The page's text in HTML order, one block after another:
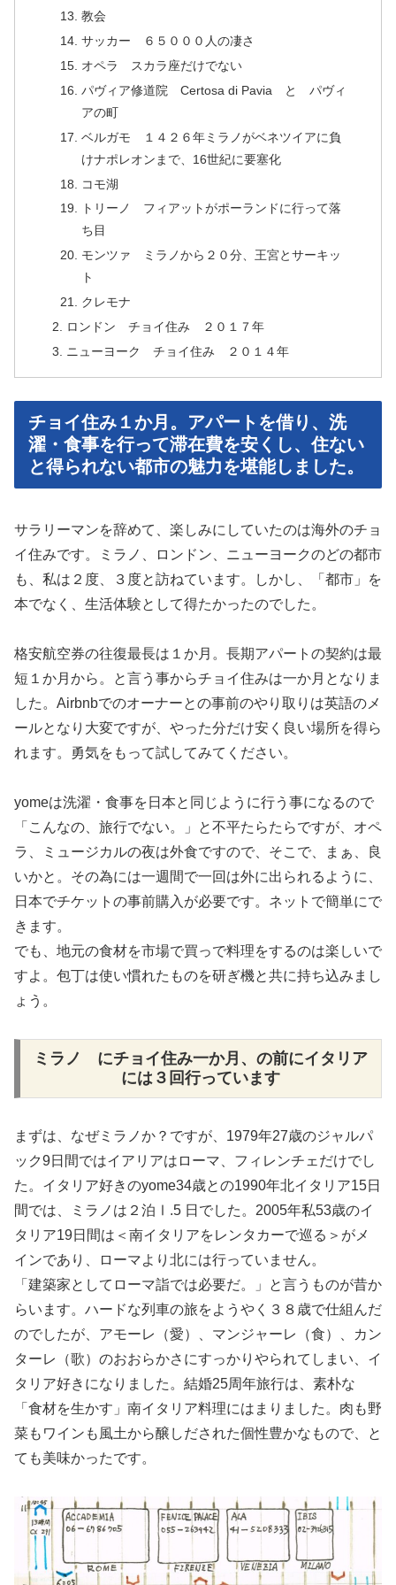
教会
サッカー ６５０００人の凄さ
オペラ スカラ座だけでない
パヴィア修道院 Certosa di Pavia と パヴィ
アの町
ベルガモ １４２６年ミラノがベネツイアに負
けナポレオンまで、16世紀に要塞化
コモ湖
トリーノ フィアットがポーランドに行って落
ち目
モンツァ ミラノから２０分、王宮とサーキッ
ト
クレモナ
ロンドン チョイ住み ２０１７年
ニューヨーク チョイ住み ２０１４年
チョイ住み１か月。アパートを借り、洗
濯・食事を行って滞在費を安くし、住ない
と得られない都市の魅力を堪能しました。
サラリーマンを辞めて、楽しみにしていたのは海外のチョ
イ住みです。ミラノ、ロンドン、ニューヨークのどの都市
も、私は２度、３度と訪ねています。しかし、「都市」を
本でなく、生活体験として得たかったのでした。
格安航空券の往復最長は１か月。長期アパートの契約は最
短１か月から。と言う事からチョイ住みは一か月となりま
した。Airbnbでのオーナーとの事前のやり取りは英語のメ
ールとなり大変ですが、やった分だけ安く良い場所を得ら
れます。勇気をもって試してみてください。
yomeは洗濯・食事を日本と同じように行う事になるので
「こんなの、旅行でない。」と不平たらたらですが、オペ
ラ、ミュージカルの夜は外食ですので、そこで、まぁ、良
いかと。その為には一週間で一回は外に出られるように、
日本でチケットの事前購入が必要です。ネットで簡単にで
きます。
でも、地元の食材を市場で買っで料理をするのは楽しいで
すよ。包丁は使い慣れたものを研ぎ機と共に持ち込みまし
ょう。
ミラノ にチョイ住み一か月、の前にイタリア
には３回行っています
まずは、なぜミラノか？ですが、1979年27歳のジャルパ
ック9日間ではイアリアはローマ、フィレンチェだけでし
た。イタリア好きのyome34歳との1990年北イタリア15日
間では、ミラノは２泊Ⅰ.5 日でした。2005年私53歳のイ
タリア19日間は＜南イタリアをレンタカーで巡る＞がメ
インであり、ローマより北には行っていません。
「建築家としてローマ詣では必要だ。」と言うものが昔か
らいます。ハードな列車の旅をようやく３８歳で仕組んだ
のでしたが、アモーレ（愛）、マンジャーレ（食）、カン
ターレ（歌）のおおらかさにすっかりやられてしまい、イ
タリア好きになりました。結婚25周年旅行は、素朴な
「食材を生かす」南イタリア料理にはまりました。肉も野
菜もワインも風土から醸しだされた個性豊かなもので、と
ても美味かったです。